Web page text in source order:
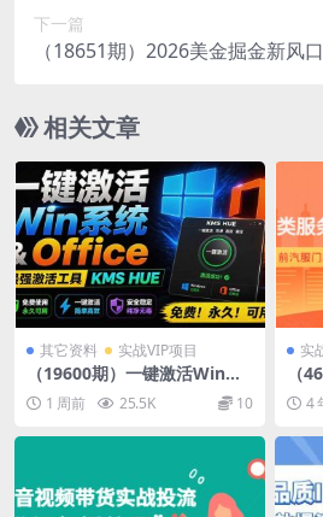
下一篇
（18651期）2026美金掘金新风
死工资，…
相关文章
其它资料 实战VIP项目
（19600期）一键激活Win系
统和Office办公软件，最强电
脑激活KMS HUE工具，免费
永久可用，支持win系统使用
1 周前 25.5K 10
实
（
播
引4